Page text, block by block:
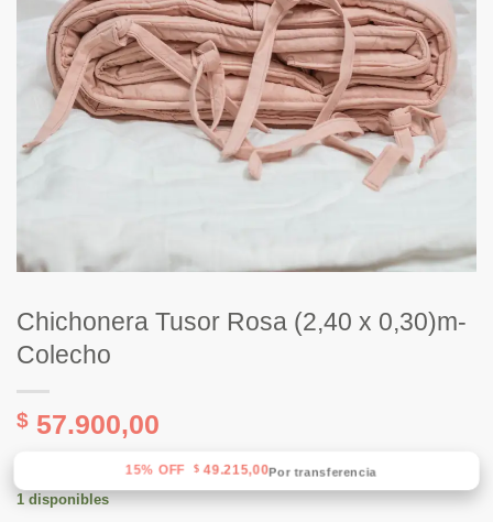
Chichonera Tusor Rosa (2,40 x 0,30)m-
Colecho
$ 57.900,00
15% OFF $ 49.215,00Por transferencia
1 disponibles